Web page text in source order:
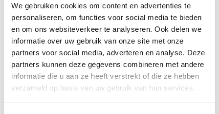
We gebruiken cookies om content en advertenties te
personaliseren, om functies voor social media te bieden
en om ons websiteverkeer te analyseren. Ook delen we
informatie over uw gebruik van onze site met onze
partners voor social media, adverteren en analyse. Deze
partners kunnen deze gegevens combineren met andere
informatie die u aan ze heeft verstrekt of die ze hebben
verzameld op basis van uw gebruik van hun services.
Vision, Robotics & Motion 2022
LEES VERDER »
16 mei 2022 Reacties
« Previous 1 2 3 4 5 Next »